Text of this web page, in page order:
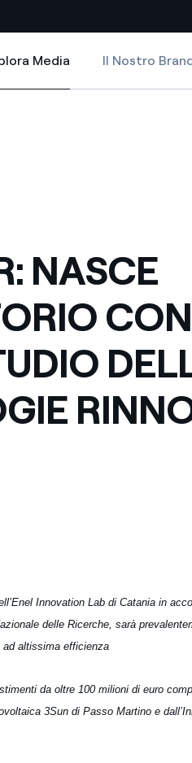
al
Siti Paese
Colombia
Iberia
Italia
Nord
Media
Media
Il Nostro
TECNOLOGIE RINNOVABILI
CONGIUNTO PER LO STUDIO
CONGIUNTO PER LO
NASCE
Innovation Lab di Catania in
delle Ricerche, sarà
altissima efficienza
da oltre 100 milioni di euro
3Sun di Passo Martino e